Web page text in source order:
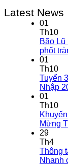
Latest News
01
Th10
Bão
phốt
01
Th10
Tuyển
Nhập
01
Th10
Mừng
29
Th4
Thông
Nhanh